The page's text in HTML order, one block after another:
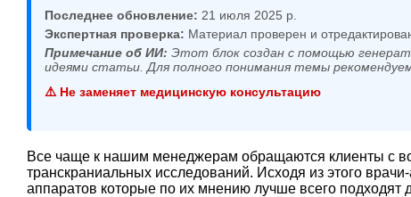
Последнее обновление: 21 июля 2025 р.
Экспертная проверка: Материал проверен и
Примечание об ИИ: Этот блок создан с помощью
идеями статьи. Для полного понимания темы
⚠️ Не заменяет медицинскую консультацию
Все чаще к нашим менеджерам обращаются клиенты с
транскраниальных исследований. Исходя из этого
аппаратов которые по их мнению лучше всего подходят